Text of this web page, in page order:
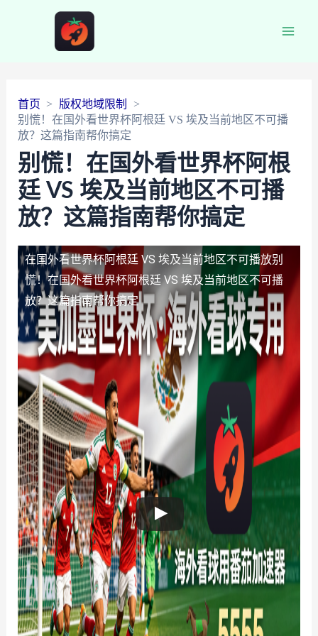
首页
版权地域限制
别慌！在国外看世界杯阿根廷 VS 埃及当前地区不可播
放？这篇指南帮你搞定
别慌！在国外看世界杯阿根
廷 VS 埃及当前地区不可播
放？这篇指南帮你搞定
在国外看世界杯阿根廷 VS 埃及当前地区不可播放别
慌！在国外看世界杯阿根廷 VS 埃及当前地区不可播
放？这篇指南帮你搞定